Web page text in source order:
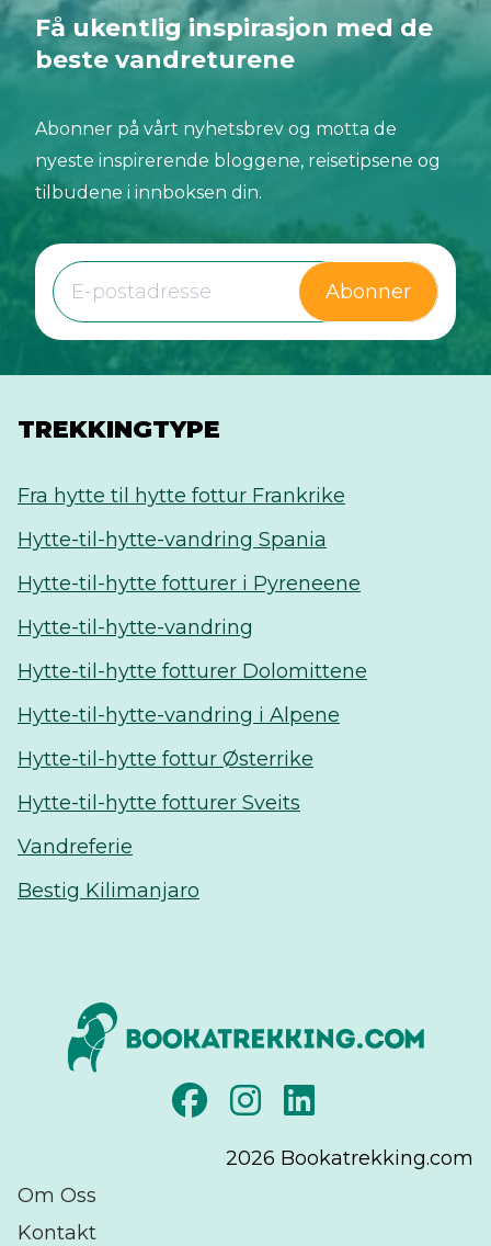
Få ukentlig inspirasjon med de
beste vandreturene
Abonner på vårt nyhetsbrev og motta de
nyeste inspirerende bloggene, reisetipsene og
tilbudene i innboksen din.
Abonner
TREKKINGTYPE
Fra hytte til hytte fottur Frankrike
Hytte-til-hytte-vandring Spania
Hytte-til-hytte fotturer i Pyreneene
Hytte-til-hytte-vandring
Hytte-til-hytte fotturer Dolomittene
Hytte-til-hytte-vandring i Alpene
Hytte-til-hytte fottur Østerrike
Hytte-til-hytte fotturer Sveits
Vandreferie
Bestig Kilimanjaro
2026 Bookatrekking.com
Om Oss
Kontakt